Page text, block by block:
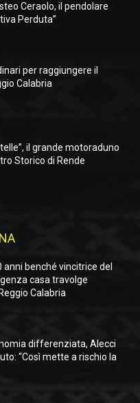
Ceraolo, il pendolare
Perduta”
per raggiungere il
Calabria
il grande motoraduno
Storico di Rende
benché vincitrice del
casa travolge
Calabria
differenziata, Alecci
“Così mette a rischio la